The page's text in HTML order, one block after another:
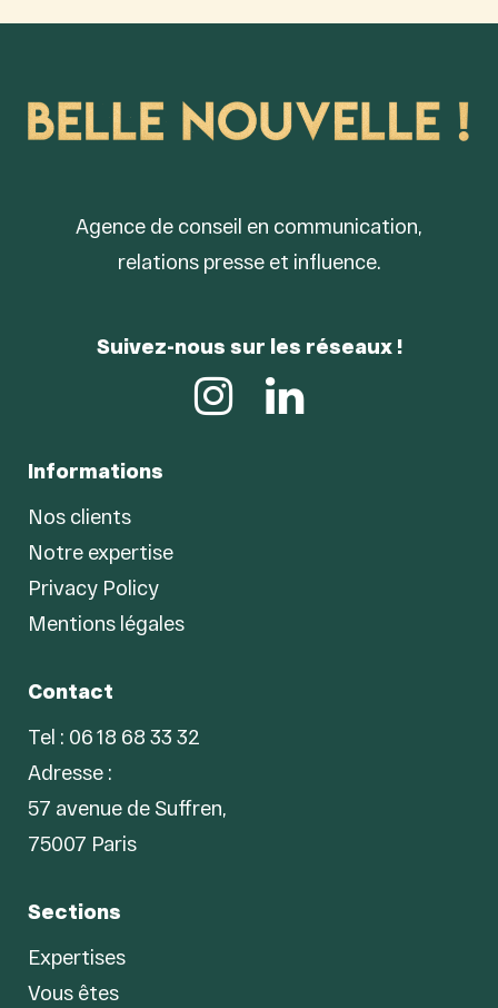
Agence de conseil en communication,
relations presse et influence.
Suivez-nous sur les réseaux !
Informations
Nos clients
Notre expertise
Privacy Policy
Mentions légales
Contact
Tel : 06 18 68 33 32
Adresse :
57 avenue de Suffren,
75007 Paris
Sections
Expertises
Vous êtes